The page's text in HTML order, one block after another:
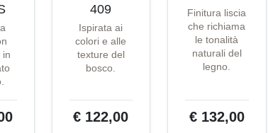
in
409
Ispirata ai
colori e alle
texture del
bosco.
€ 122,00
Finitura liscia
che richiama
le tonalità
naturali del
legno.
€ 132,00